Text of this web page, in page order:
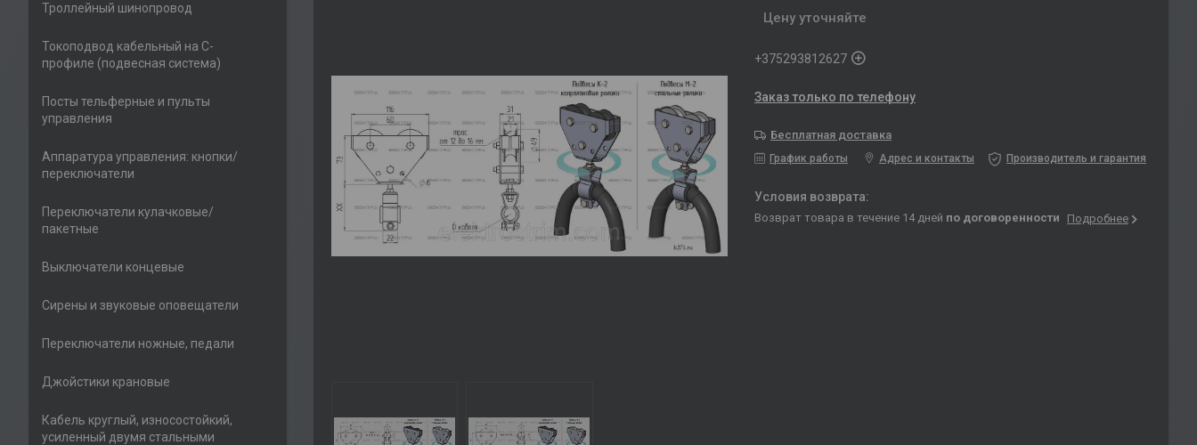
Цену уточняйте
+375293812627
Заказ только по телефону
Бесплатная доставка
График работы Адрес и контакты Производитель и гарантия
возврат товара в течение 14 дней по договоренности Подробнее
Троллейный шинопровод
Токоподвод кабельный на С-
профиле (подвесная система)
Посты тельферные и пульты
управления
Аппаратура управления: кнопки/
переключатели
Переключатели кулачковые/
пакетные
Выключатели концевые
Сирены и звуковые оповещатели
Переключатели ножные, педали
Джойстики крановые
Кабель круглый, износостойкий,
усиленный двумя стальными